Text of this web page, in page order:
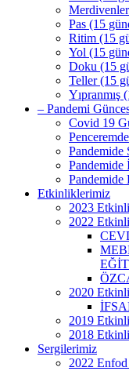
Pas (15
Ritim (15
Yol (15
Doku (15
Teller (15
Yıpranmış
– Pandemi
Covid 19
Pandemide
Pandemide
Pandemide
Etkinliklerimiz
2023
2022
2020
2019
2018
Sergilerimiz
2022